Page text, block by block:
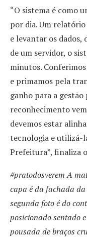
“O sistema é como
por dia. Um
e levantar os
de um servidor, o
minutos. Conferimos
e primamos pela
ganho para a
reconhecimento
devemos estar
tecnologia e utilizá-
Prefeitura”, finaliza
#pratodosverem A
capa é da fachada
segunda foto é do
posicionado sentado
pousada de braços